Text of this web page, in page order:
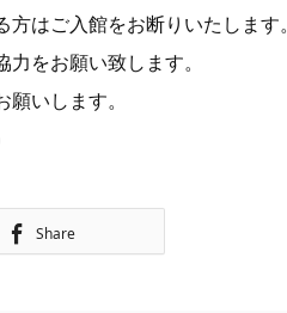
はご入館をお断りいたします。
をお願い致します。
願いします。
Share